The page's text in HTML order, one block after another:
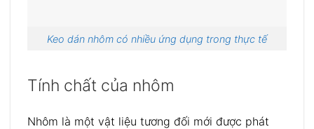
Keo dán nhôm có nhiều ứng dụng trong thực tế
Tính chất của nhôm
Nhôm là một vật liệu tương đối mới được phát